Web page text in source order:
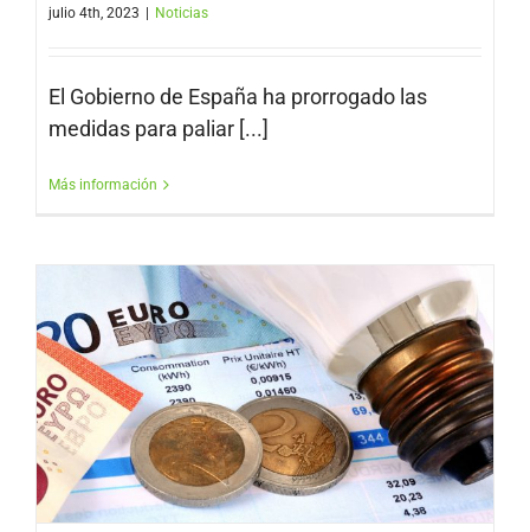
julio 4th, 2023 Noticias
El Gobierno de España ha prorrogado las
medidas para paliar [...]
Más información